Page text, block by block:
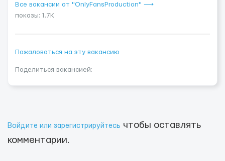
Все вакансии от "OnlyFansProduction" ⟶
показы: 1.7K
Пожаловаться на эту вакансию
Поделиться вакансией:
Войдите или зарегистрируйтесь чтобы оставлять
комментарии.